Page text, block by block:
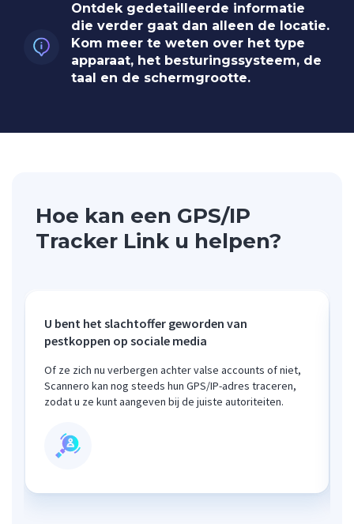
Ontdek gedetailleerde informatie
die verder gaat dan alleen de locatie.
Kom meer te weten over het type
apparaat, het besturingssysteem, de
taal en de schermgrootte.
Hoe kan een GPS/IP
Tracker Link u helpen?
U bent het slachtoffer geworden van
pestkoppen op sociale media
Of ze zich nu verbergen achter valse accounts of niet,
Scannero kan nog steeds hun GPS/IP-adres traceren,
zodat u ze kunt aangeven bij de juiste autoriteiten.